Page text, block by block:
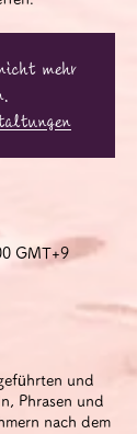
mehr
GMT+9
und
Phrasen und
nach dem